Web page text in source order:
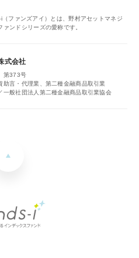
ファンズアイ）とは、野村アセットマネジ
ンドシリーズの愛称です。
式会社
第373号
言・代理業、第二種金融商品取引業
一般社団法人第二種金融商品取引業協会